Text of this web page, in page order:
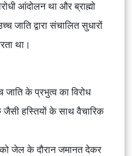
आंदोलन था और ब्राह्मो
द्वारा संचालित सुधारों
था।
के प्रभुत्व का विरोध
हस्तियों के साथ वैचारिक
जेल के दौरान जमानत देकर